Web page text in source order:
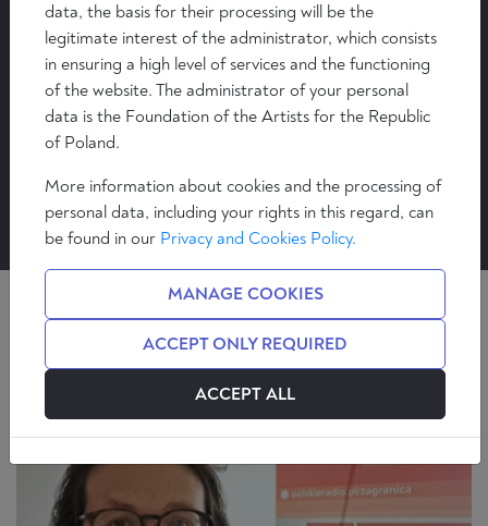
INTERNATIONALE
GESPRÄCHE: PROF.
ZDZISŁAW KRASNODĘBSKI
UND PROF. MAMUKA
BERIASHVILI
data, the basis for their processing will be the
legitimate interest of the administrator, which consists
in ensuring a high level of services and the functioning
of the website. The administrator of your personal
data is the Foundation of the Artists for the Republic
of Poland.
More information about cookies and the processing of
personal data, including your rights in this regard, can
be found in our Privacy and Cookies Policy.
MANAGE COOKIES
ACCEPT ONLY REQUIRED
ACCEPT ALL